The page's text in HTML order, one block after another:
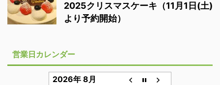
2025クリスマスケーキ（11月1日(土)
より予約開始）
営業日カレンダー
2026年 8月